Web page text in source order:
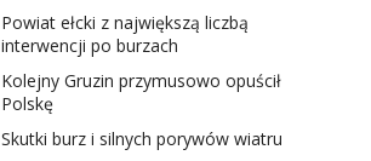
Powiat ełcki z największą liczbą
interwencji po burzach
Kolejny Gruzin przymusowo opuścił
Polskę
Skutki burz i silnych porywów wiatru